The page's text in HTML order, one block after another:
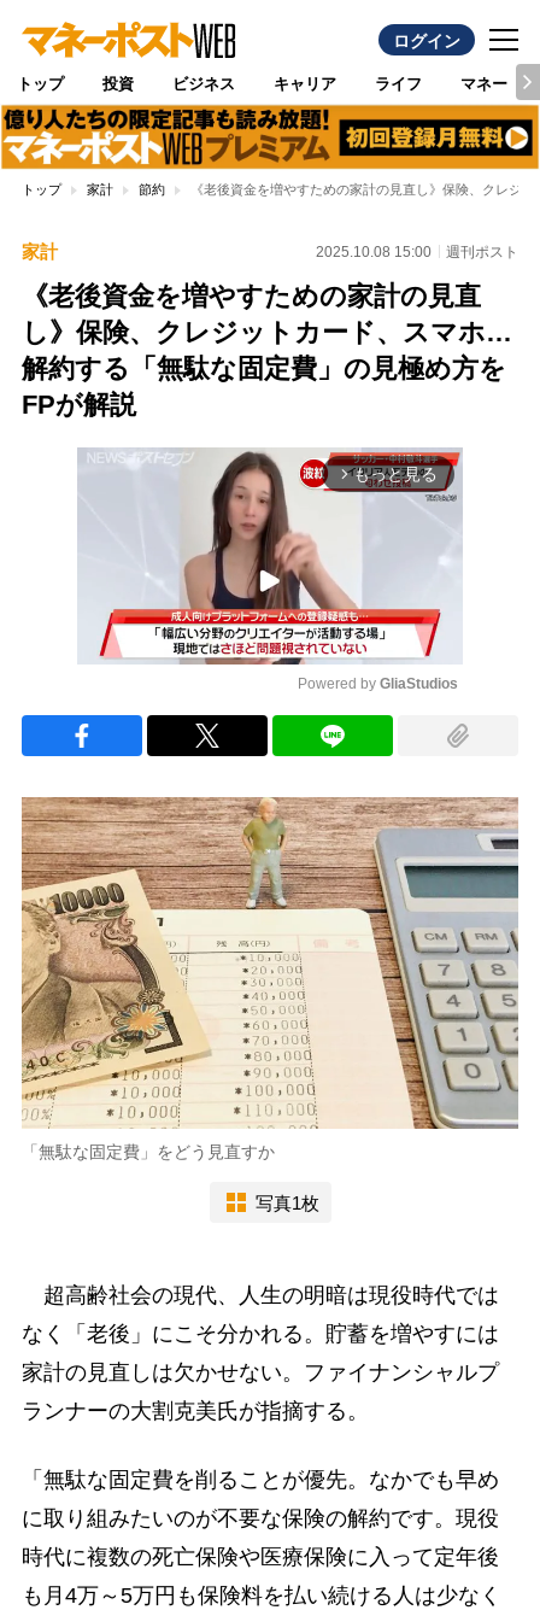
ログイン
トップ 投資 ビジネス キャリア ライフ マネー
トップ 家計 節約 《老後資金を増やすための家計の見直し》保険、クレジ
家計 2025.10.08 15:00 週刊ポスト
《老後資金を増やすための家計の見直
し》保険、クレジットカード、スマホ…
解約する「無駄な固定費」の見極め方を
FPが解説
arrow_forward_ios もっと見る
Powered by GliaStudios
「無駄な固定費」をどう見直すか
写真1枚
超高齢社会の現代、人生の明暗は現役時代では
なく「老後」にこそ分かれる。貯蓄を増やすには
家計の見直しは欠かせない。ファイナンシャルプ
ランナーの大割克美氏が指摘する。
「無駄な固定費を削ることが優先。なかでも早め
に取り組みたいのが不要な保険の解約です。現役
時代に複数の死亡保険や医療保険に入って定年後
も月4万～5万円も保険料を払い続ける人は少なく